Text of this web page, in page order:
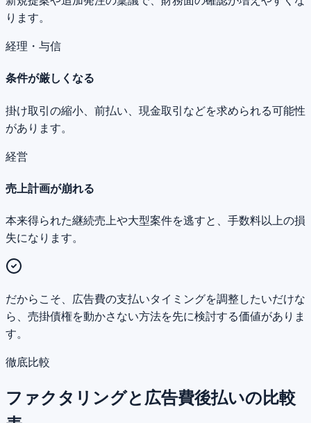
ります。
経理・与信
条件が厳しくなる
掛け取引の縮小、前払い、現金取引などを求められる可能性
があります。
経営
売上計画が崩れる
本来得られた継続売上や大型案件を逃すと、手数料以上の損
失になります。
だからこそ、広告費の支払いタイミングを調整したいだけな
ら、売掛債権を動かさない方法を先に検討する価値がありま
す。
徹底比較
ファクタリングと広告費後払いの比較